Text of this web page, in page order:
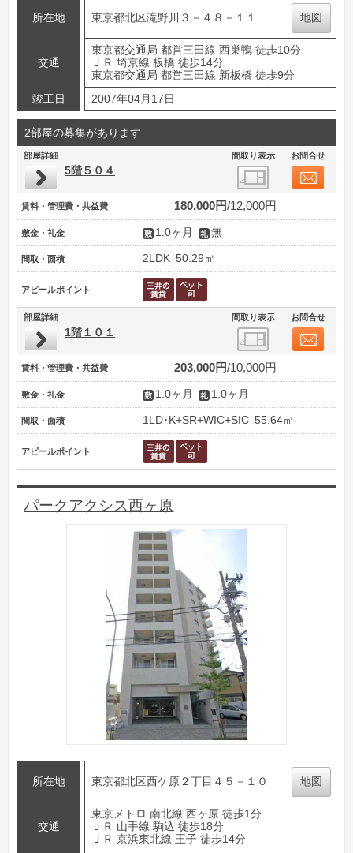
所在地 東京都北区滝野川３－４８－１１ 地図
交通
東京都交通局 都営三田線 西巣鴨 徒歩10分
ＪＲ 埼京線 板橋 徒歩14分
東京都交通局 都営三田線 新板橋 徒歩9分
竣工日
2007年04月17日
2部屋の募集があります
部屋詳細 間取り表示 お問合せ
5階５０４
賃料・管理費・共益費 180,000円 12,000円
敷金・礼金 1.0ヶ月 無
間取・面積 2LDK 50.29㎡
アピールポイント
部屋詳細 間取り表示 お問合せ
1階１０１
賃料・管理費・共益費 203,000円 10,000円
敷金・礼金 1.0ヶ月 1.0ヶ月
間取・面積 1LD･K+SR+WIC+SIC 55.64㎡
アピールポイント
パークアクシス西ヶ原
所在地 東京都北区西ケ原２丁目４５－１０ 地図
交通
東京メトロ 南北線 西ヶ原 徒歩1分
ＪＲ 山手線 駒込 徒歩18分
ＪＲ 京浜東北線 王子 徒歩14分